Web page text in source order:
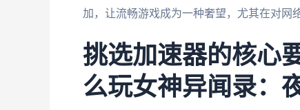
加，让流畅游戏成为一种奢望，尤其在对网
挑选加速器的核心
么玩女神异闻录：